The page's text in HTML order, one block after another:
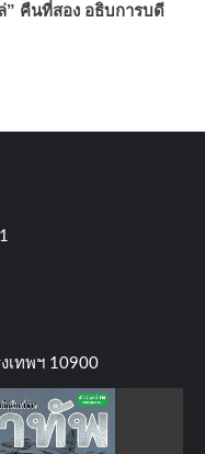
คืนที่สอง อธิบการบดี
เทพฯ 10900